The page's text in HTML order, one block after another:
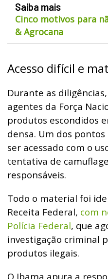
Saiba mais
Cinco motivos para
& Agrocana
Acesso difícil e
Durante as
agentes da Força
produtos escondidos
densa. Um dos
ser acessado com o
tentativa de
responsáveis.
Todo o material foi
Receita Federal, com
Polícia Federal, que
investigação criminal
produtos ilegais.
O Ibama apura a